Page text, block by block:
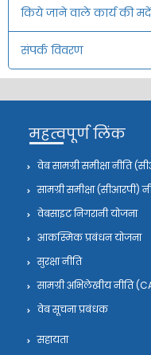
किये जाने वाले कार्य की मदें
संपर्क विवरण
महत्वपूर्ण लिंक
वेब सामग्री समीक्षा नीति
सामग्री समीक्षा (सीआरपी)
वेबसाइट निगरानी योजना
आकस्मिक प्रबंधन योजना
सुरक्षा नीति
सामग्री अभिलेखीय नीति
वेब सूचना प्रबंधक
सहायता